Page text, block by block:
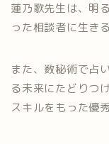
蓮乃歌先生は、明
った相談者に生き
また、数秘術で占
る未来にたどりつ
スキルをもった優